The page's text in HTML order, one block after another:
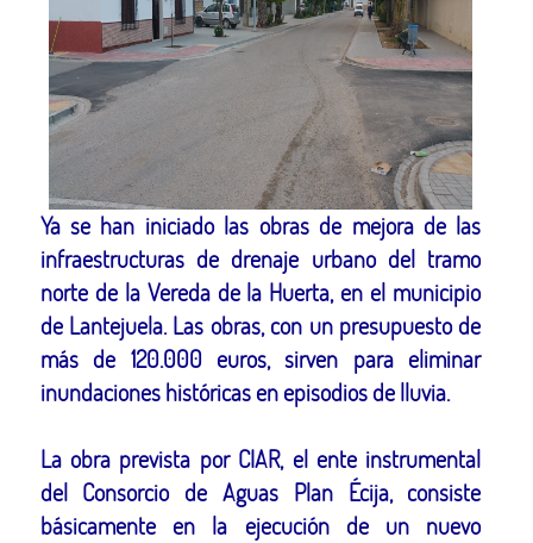
Ya se han iniciado las obras de mejora de las
infraestructuras de drenaje urbano del tramo
norte de la Vereda de la Huerta, en el municipio
de Lantejuela. Las obras, con un presupuesto de
más de 120.000 euros, sirven para eliminar
inundaciones históricas en episodios de lluvia.
La obra prevista por CIAR, el ente instrumental
del Consorcio de Aguas Plan Écija, consiste
básicamente en la ejecución de un nuevo